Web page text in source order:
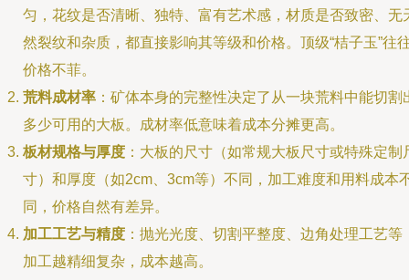
匀，花纹是否清晰、独特、富有艺术感，材质是否致密、无
然裂纹和杂质，都直接影响其等级和价格。顶级“桔子玉”往
价格不菲。
荒料成材率 ：矿体本身的完整性决定了从一块荒料中能切割
多少可用的大板。成材率低意味着成本分摊更高。
板材规格与厚度 ：大板的尺寸（如常规大板尺寸或特殊定制
寸）和厚度（如2cm、3cm等）不同，加工难度和用料成本
同，价格自然有差异。
加工工艺与精度 ：抛光光度、切割平整度、边角处理工艺等
加工越精细复杂，成本越高。